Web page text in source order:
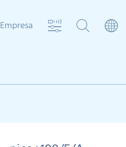
Empresa